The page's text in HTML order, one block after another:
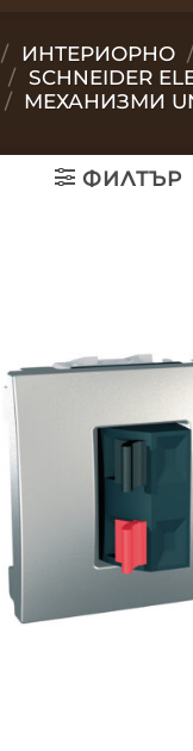
/ ИНТЕРИОРНО /
/ SCHNEIDER
/ МЕХАНИЗМИ
ФИЛТЪР